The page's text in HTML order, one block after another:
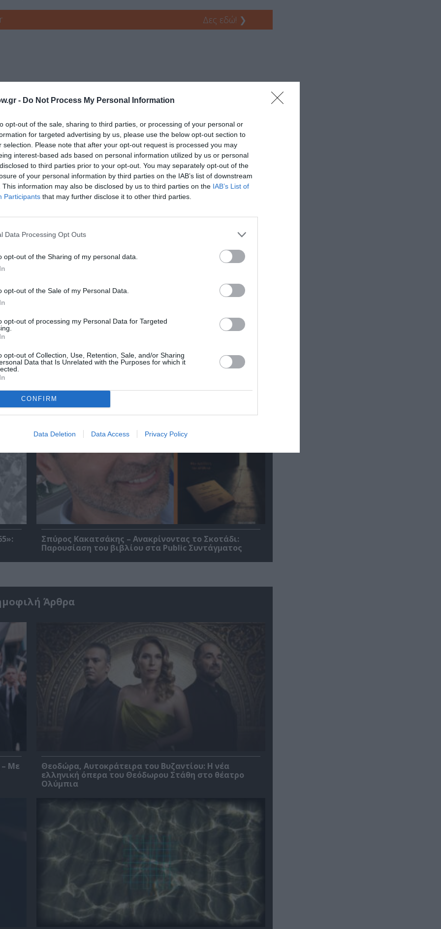
- Do Not Process My Personal Information
opt-out of the sale, sharing to third parties, or processing of your personal or
for targeted advertising by us, please use the below opt-out section to
selection. Please note that after your opt-out request is processed you may
interest-based ads based on personal information utilized by us or personal
to third parties prior to your opt-out. You may separately opt-out of the
of your personal information by third parties on the IAB’s list of downstream
This information may also be disclosed by us to third parties on the IAB’s List of
Participants that may further disclose it to other third parties.
Data Processing Opt Outs
opt-out of the Sharing of my personal data.
opt-out of the Sale of my Personal Data.
opt-out of processing my Personal Data for Targeted
opt-out of Collection, Use, Retention, Sale, and/or Sharing
Data that Is Unrelated with the Purposes for which it
CONFIRM
Data Deletion Data Access Privacy Policy
Δες εδώ! ❯
και τον Πολιτισμό!
το Culturenow.gr
Σπύρος Κακατσάκης – Ανακρίνοντας το Σκοτάδι:
Παρουσίαση του βιβλίου στα Public Συντάγματος
Άρθρα
– Με
Θεοδώρα, Αυτοκράτειρα του Βυζαντίου: Η νέα
ελληνική όπερα του Θεόδωρου Στάθη στο θέατρο
Ολύμπια